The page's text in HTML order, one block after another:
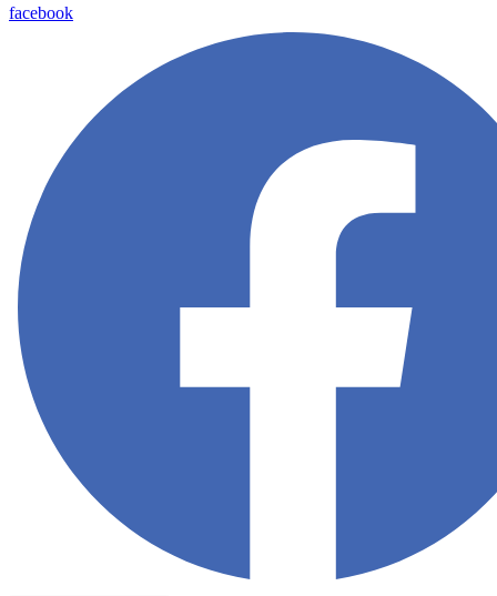
facebook